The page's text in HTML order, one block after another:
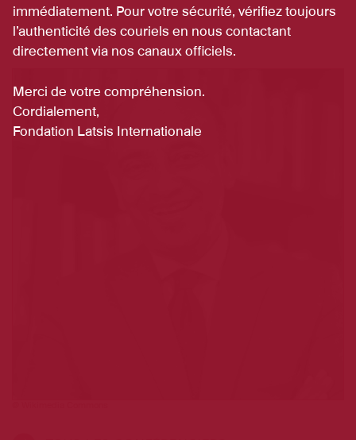
immédiatement. Pour votre sécurité, vérifiez toujours
l’authenticité des couriels en nous contactant
directement via nos canaux officiels.
Merci de votre compréhension.
Cordialement,
Fondation Latsis Internationale